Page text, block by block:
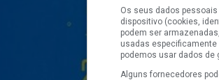
Os seus dados
dispositivo (cookies,
podem ser
usadas
podemos usar dados
Alguns fornecedores